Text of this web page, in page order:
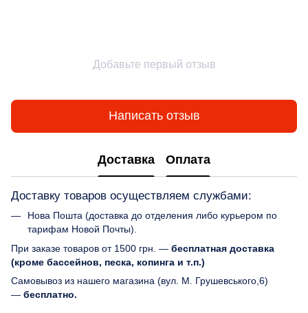
Добавьте первый отзыв
Написать отзыв
Доставка Оплата
Доставку товаров осуществляем службами:
Нова Пошта (доставка до отделения либо курьером по
тарифам Новой Почты).
При заказе товаров от 1500 грн. — бесплатная доставка
(кроме бассейнов, песка, копинга и т.п.)
Самовывоз из нашего магазина (вул. М. Грушевського,6)
— бесплатно.